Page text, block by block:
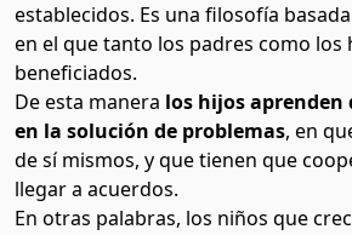
establecidos. Es una filosofía
en el que tanto los padres como los
beneficiados.
De esta manera los hijos aprenden
en la solución de problemas, en
de sí mismos, y que tienen que
llegar a acuerdos.
En otras palabras, los niños que